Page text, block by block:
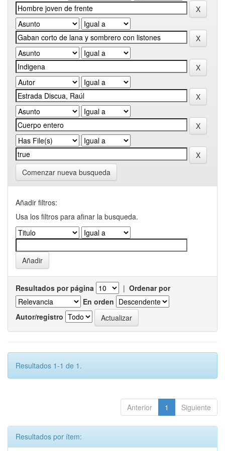
Comenzar nueva busqueda
Añadir filtros:
Usa los filtros para afinar la busqueda.
Resultados por página | Ordenar por
En orden
Autor/registro
Resultados 1-1 de 1.
Anterior 1 Siguiente
Resultados por ítem: